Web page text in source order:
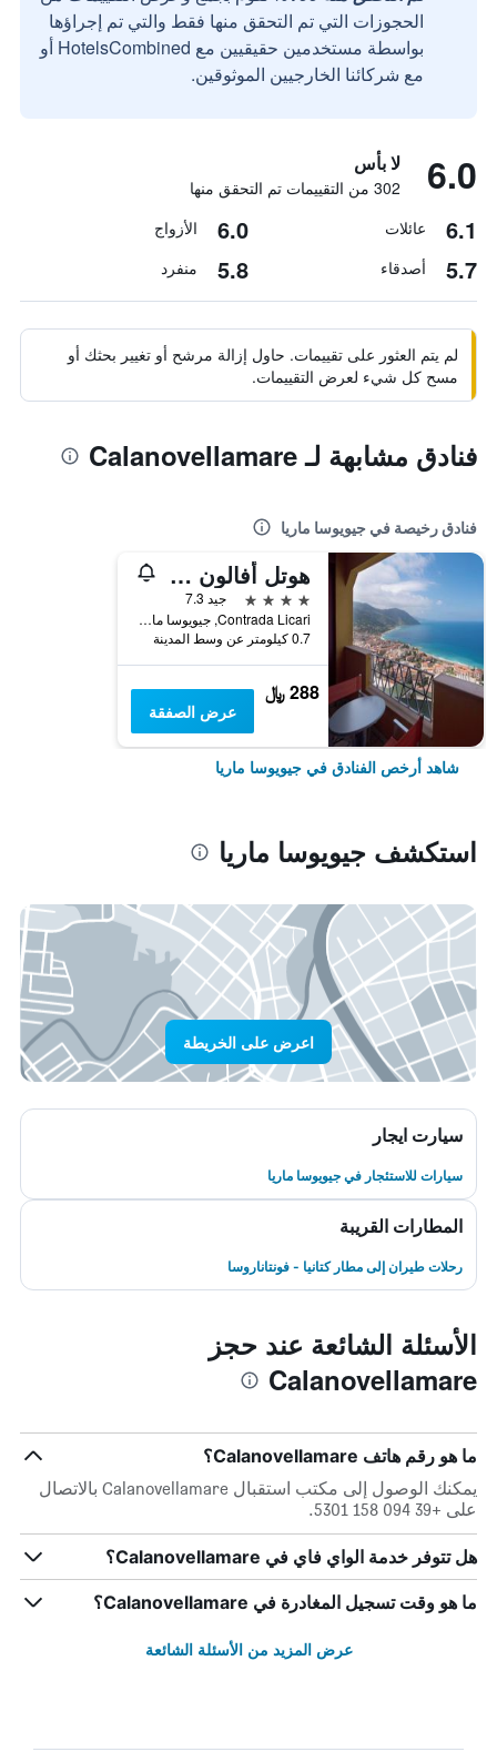
الحجوزات التي تم التحقق منها فقط والتي تم إجراؤها
بواسطة مستخدمين حقيقيين مع HotelsCombined أو
مع شركائنا الخارجيين الموثوقين.
6.0 لا بأس
302 من التقييمات تم التحقق منها
6.1 عائلات 6.0 الأزواج
5.7 أصدقاء 5.8 منفرد
لم يتم العثور على تقييمات. حاول إزالة مرشح أو تغيير بحثك أو
مسح كل شيء لعرض التقييمات.
فنادق مشابهة لـ Calanovellamare
فنادق رخيصة في جيويوسا ماريا
هوتل أفالون سيكاني
4 نجوم
جيد 7.3
Contrada Licari, جيويوسا ماريا, صقلية, إيطاليا
0.7 كيلومتر عن وسط المدينة
288 ﷼
عرض الصفقة
شاهد أرخص الفنادق في جيويوسا ماريا
استكشف جيويوسا ماريا
اعرض على الخريطة
سيارت ايجار
سيارات للاستئجار في جيويوسا ماريا
المطارات القريبة
رحلات طيران إلى مطار كتانيا - فونتاناروسا
الأسئلة الشائعة عند حجز
Calanovellamare
ما هو رقم هاتف Calanovellamare؟
يمكنك الوصول إلى مكتب استقبال Calanovellamare بالاتصال
على +39 094 158 5301.
هل تتوفر خدمة الواي فاي في Calanovellamare؟
ما هو وقت تسجيل المغادرة في Calanovellamare؟
عرض المزيد من الأسئلة الشائعة